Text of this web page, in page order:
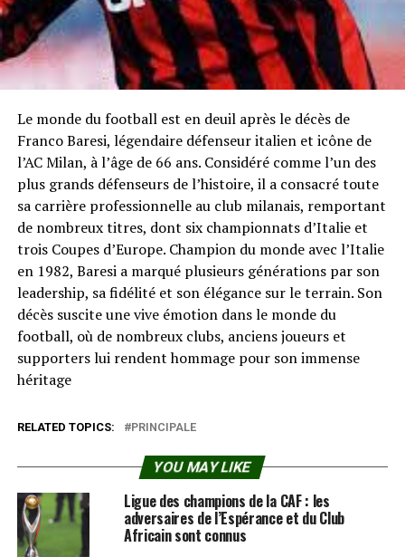
Le monde du football est en deuil après le décès de
Franco Baresi, légendaire défenseur italien et icône de
l’AC Milan, à l’âge de 66 ans. Considéré comme l’un des
plus grands défenseurs de l’histoire, il a consacré toute
sa carrière professionnelle au club milanais, remportant
de nombreux titres, dont six championnats d’Italie et
trois Coupes d’Europe. Champion du monde avec l’Italie
en 1982, Baresi a marqué plusieurs générations par son
leadership, sa fidélité et son élégance sur le terrain. Son
décès suscite une vive émotion dans le monde du
football, où de nombreux clubs, anciens joueurs et
supporters lui rendent hommage pour son immense
héritage
RELATED TOPICS: PRINCIPALE
YOU MAY LIKE
Ligue des champions de la CAF : les
adversaires de l’Espérance et du Club
Africain sont connus